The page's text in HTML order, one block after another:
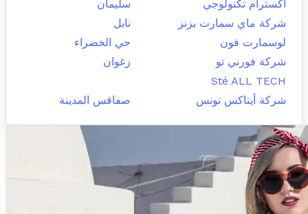
اكسترام تكنولوجي
سليمان
شركة ماي سمارت بزنز
نابل
لوسمارت فون
حي الخضراء
شركة فورني تو
زغوان
Sté ALL TECH
شركة أيتاكس تونس
صفاقس المدينة